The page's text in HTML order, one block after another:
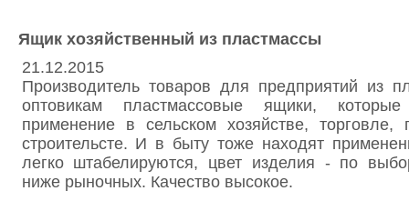
Ящик хозяйственный из пластмассы
21.12.2015
Производитель товаров для предприятий из
оптовикам пластмассовые ящики,
применение в сельском хозяйстве,
строительсте. И в быту тоже находят
легко штабелируются, цвет изделия - по
ниже рыночных. Качество высокое.